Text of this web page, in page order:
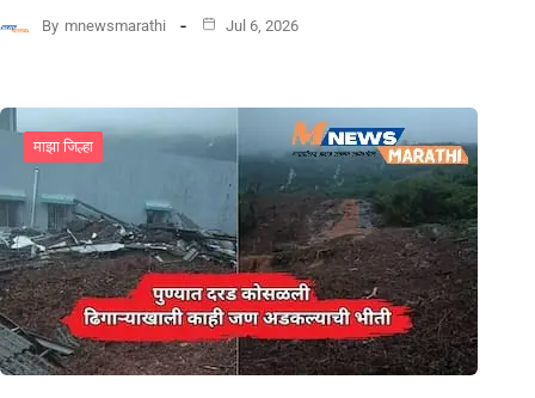
By mnewsmarathi Jul 6, 2026
माझा जिल्हा